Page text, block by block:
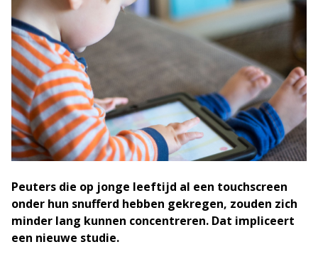
Peuters die op jonge leeftijd al een touchscreen
onder hun snufferd hebben gekregen, zouden zich
minder lang kunnen concentreren. Dat impliceert
een nieuwe studie.